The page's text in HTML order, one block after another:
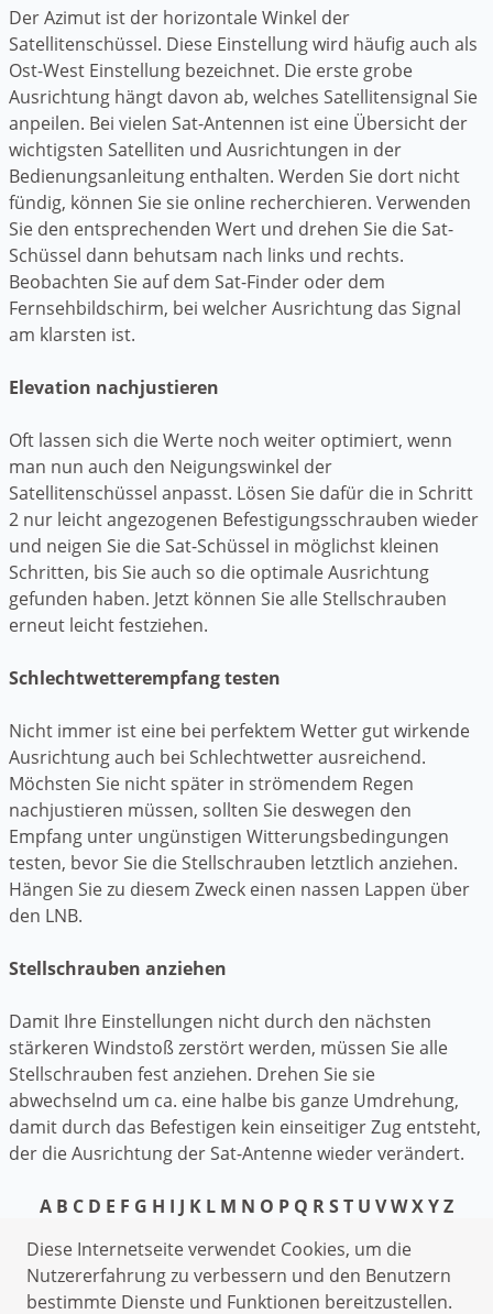
Der Azimut ist der horizontale Winkel der
Satellitenschüssel. Diese Einstellung wird häufig auch als
Ost-West Einstellung bezeichnet. Die erste grobe
Ausrichtung hängt davon ab, welches Satellitensignal Sie
anpeilen. Bei vielen Sat-Antennen ist eine Übersicht der
wichtigsten Satelliten und Ausrichtungen in der
Bedienungsanleitung enthalten. Werden Sie dort nicht
fündig, können Sie sie online recherchieren. Verwenden
Sie den entsprechenden Wert und drehen Sie die Sat-
Schüssel dann behutsam nach links und rechts.
Beobachten Sie auf dem Sat-Finder oder dem
Fernsehbildschirm, bei welcher Ausrichtung das Signal
am klarsten ist.
Elevation nachjustieren
Oft lassen sich die Werte noch weiter optimiert, wenn
man nun auch den Neigungswinkel der
Satellitenschüssel anpasst. Lösen Sie dafür die in Schritt
2 nur leicht angezogenen Befestigungsschrauben wieder
und neigen Sie die Sat-Schüssel in möglichst kleinen
Schritten, bis Sie auch so die optimale Ausrichtung
gefunden haben. Jetzt können Sie alle Stellschrauben
erneut leicht festziehen.
Schlechtwetterempfang testen
Nicht immer ist eine bei perfektem Wetter gut wirkende
Ausrichtung auch bei Schlechtwetter ausreichend.
Möchsten Sie nicht später in strömendem Regen
nachjustieren müssen, sollten Sie deswegen den
Empfang unter ungünstigen Witterungsbedingungen
testen, bevor Sie die Stellschrauben letztlich anziehen.
Hängen Sie zu diesem Zweck einen nassen Lappen über
den LNB.
Stellschrauben anziehen
Damit Ihre Einstellungen nicht durch den nächsten
stärkeren Windstoß zerstört werden, müssen Sie alle
Stellschrauben fest anziehen. Drehen Sie sie
abwechselnd um ca. eine halbe bis ganze Umdrehung,
damit durch das Befestigen kein einseitiger Zug entsteht,
der die Ausrichtung der Sat-Antenne wieder verändert.
A B C D E F G H I J K L M N O P Q RST U VWXYZ
Datenschutzerklärung
Impressum
Diese Internetseite verwendet Cookies, um die
Nutzererfahrung zu verbessern und den Benutzern
bestimmte Dienste und Funktionen bereitzustellen.